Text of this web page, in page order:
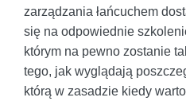
zarządzania łańcuchem
się na odpowiednie
którym na pewno zostanie
tego, jak wyglądają
którą w zasadzie kiedy